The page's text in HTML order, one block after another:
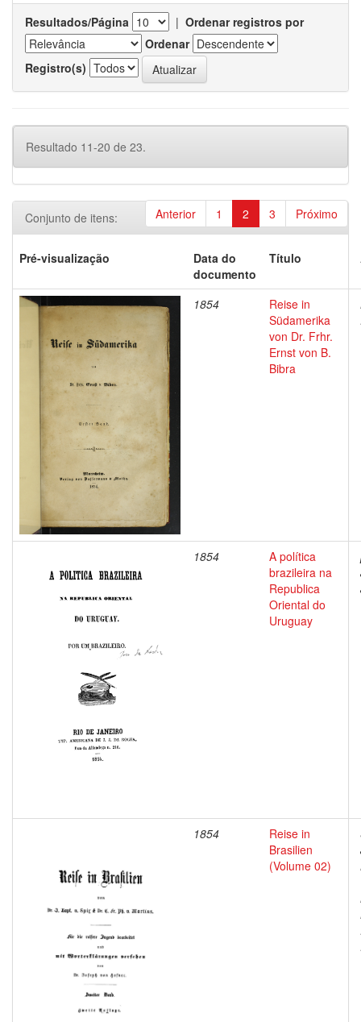
Resultados/Página | Ordenar registros por
Ordenar
Registro(s)
Resultado 11-20 de 23.
Anterior 1 2 3 Próximo
Conjunto de itens:
Pré-visualização
Data do
documento
Título
1854
Reise in
Südamerika
von Dr. Frhr.
Ernst von B.
Bibra
1854
A política
brazileira na
Republica
Oriental do
Uruguay
1854
Reise in
Brasilien
(Volume 02)